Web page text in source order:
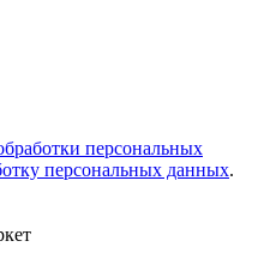
персональных
персональных данных.